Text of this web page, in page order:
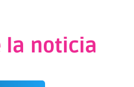
la noticia